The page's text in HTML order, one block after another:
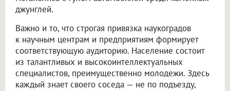
джунглей.
Важно и то, что строгая привязка наукоградов
к научным центрам и предприятиям формирует
соответствующую аудиторию. Население состоит
из талантливых и высокоинтеллектуальных
специалистов, преимущественно молодежи. Здесь
каждый знает своего соседа — не по подъезду,